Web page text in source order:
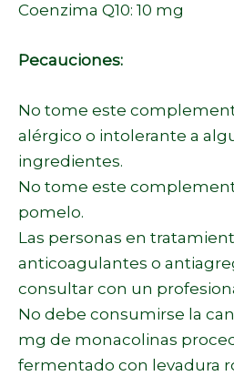
Coenzima Q10: 10 mg
Pecauciones:
No tome este
alérgico o intolerante a
ingredientes.
No tome este
pomelo.
Las personas en
anticoagulantes o
consultar con un
No debe consumirse la
mg de monacolinas
fermentado con levadura